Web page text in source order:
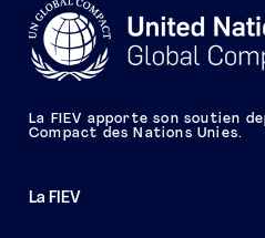
La FIEV
La FIEV apporte son soutien
Compact des Nations Unies.